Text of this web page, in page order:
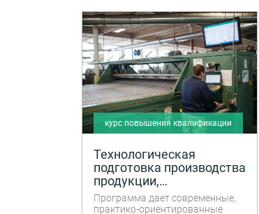
курс повышения квалификации
Технологическая
подготовка производства
продукции,
технологический
контроль
Программа дает современные,
практико-ориентированные